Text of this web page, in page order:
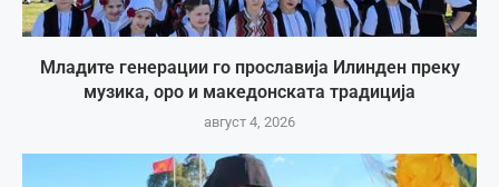
Младите генерации го прославија Илинден преку
музика, оро и македонската традиција
август 4, 2026